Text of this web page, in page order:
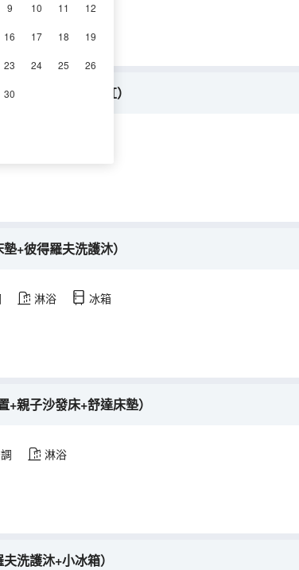
9 10 11 12
16 17 18 19
23 24 25 26
30桶+電動窗簾+浴缸）
+彼得羅夫洗護沐）
淋浴 冰箱
親子沙發床+舒達床墊）
淋浴
洗護沐+小冰箱）